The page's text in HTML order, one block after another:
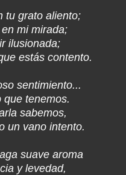
tu grato aliento;
mi mirada;
ilusionada;
estás contento.
sentimiento...
que tenemos.
sabemos,
un vano intento.
suave aroma
y levedad,